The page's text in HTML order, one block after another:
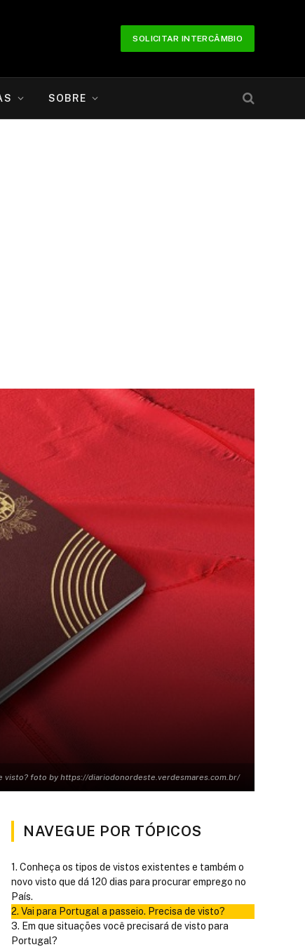
SOLICITAR INTERCÂMBIO
SOBRE
visto? foto by https://diariodonordeste.verdesmares.com.br/
NAVEGUE POR TÓPICOS
Conheça os tipos de vistos existentes e também o
novo visto que dá 120 dias para procurar emprego no
País.
Vai para Portugal a passeio. Precisa de visto?
Em que situações você precisará de visto para
Portugal?